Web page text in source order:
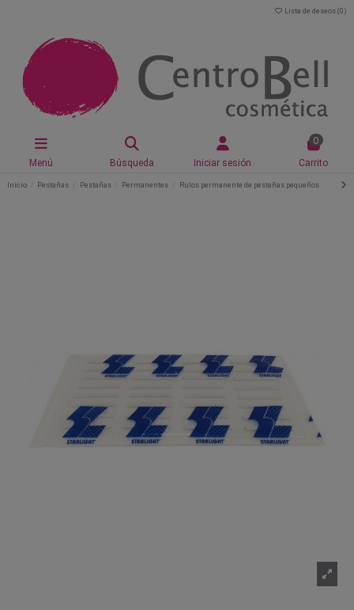
Lista de deseos (0 )
Menú Búsqueda Iniciar sesión
0
Carrito
Inicio Pestañas Pestañas Permanentes Rulos permanente de pestañas pequeños